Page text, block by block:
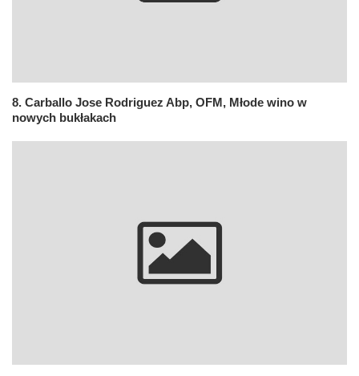
8. Carballo Jose Rodriguez Abp, OFM, Młode wino w
nowych bukłakach